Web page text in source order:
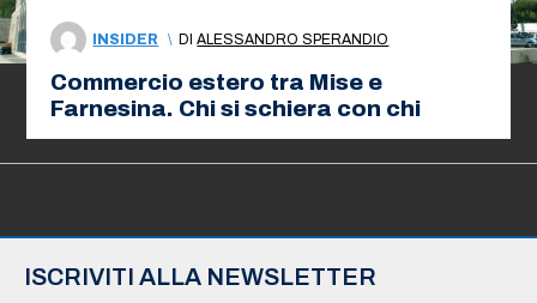
INSIDER \ DIALESSANDRO SPERANDIO
Commercio estero tra Mise e
Farnesina. Chi si schiera con chi
ISCRIVITI ALLA NEWSLETTER